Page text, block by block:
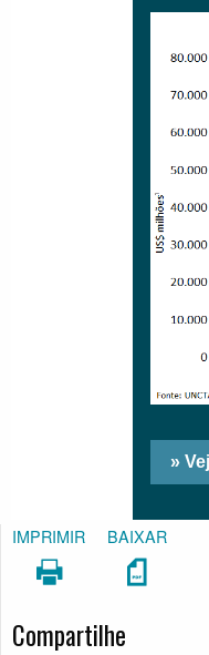
IMPRIMIR BAIXAR
Compartilhe